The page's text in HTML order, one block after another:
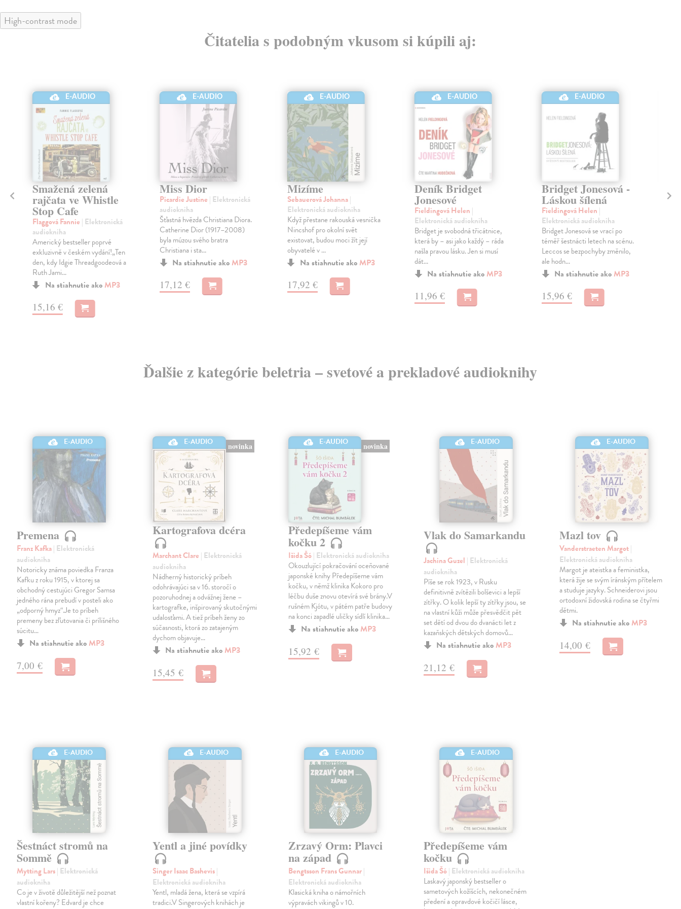
High-contrast mode
Čitatelia s podobným vkusom si kúpili aj:
E-AUDIO
Smažená zelená
rajčata ve Whistle
Stop Cafe
Flaggová Fannie | Elektronická
audiokniha
Americký bestseller poprvé
exkluzivně v českém vydání!„Ten
den, kdy Idgie Threadgoodeová a
Ruth Jami...
Na stiahnutie ako MP3
15,16 €
E-AUDIO
Miss Dior
Picardie Justine | Elektronická
audiokniha
Šťastná hvězda Christiana Diora.
Catherine Dior (1917–2008)
byla múzou svého bratra
Christiana i sta...
Na stiahnutie ako MP3
17,12 €
E-AUDIO
Mizíme
Sebauerová Johanna|
Elektronická audiokniha
Když přestane rakouská vesnička
Nincshof pro okolní svět
existovat, budou moci žít její
obyvatelé v ...
Na stiahnutie ako MP3
17,92 €
E-AUDIO
Deník Bridget
Jonesové
Fieldingová Helen |
Elektronická audiokniha
Bridget je svobodná třicátnice,
která by – asi jako každý – ráda
našla pravou lásku. Jen si musí
dát...
Na stiahnutie ako MP3
11,96 €
E-AUDIO
Bridget Jonesová -
Láskou šílená
Fieldingová Helen |
Elektronická audiokniha
Bridget Jonesová se vrací po
téměř šestnácti letech na scénu.
Leccos se bezpochyby změnilo,
ale hodn...
Na stiahnutie ako MP3
15,96 €
Ďalšie z kategórie beletria – svetové a prekladové audioknihy
E-AUDIO
Premena
Franz Kafka| Elektronická
audiokniha
Notoricky známa poviedka Franza
Kafku z roku 1915, v ktorej sa
obchodný cestujúci Gregor Samsa
jedného rána prebudí v posteli ako
„odporný hmyz“.Je to príbeh
premeny bez zľutovania či prílišného
súcitu…
Na stiahnutie ako MP3
7,00 €
E-AUDIO novinka
Kartografova dcéra
Marchant Clare | Elektronická
audiokniha
Nádherný historický príbeh
odohrávajúci sa v 16. storočí o
pozoruhodnej a odvážnej žene –
kartografke, inšpirovaný skutočnými
udalosťami. A tiež príbeh ženy zo
súčasnosti, ktorá zo zatajeným
dychom objavuje…
Na stiahnutie ako MP3
15,45 €
E-AUDIO novinka
Předepíšeme vám
kočku 2
Išida Šó| Elektronická audiokniha
Okouzlující pokračování oceňované
japonské knihy Předepíšeme vám
kočku, v němž klinika Kokoro pro
léčbu duše znovu otevírá své brány.V
rušném Kjótu, v pátém patře budovy
na konci zapadlé uličky sídlí klinika…
Na stiahnutie ako MP3
15,92 €
E-AUDIO
Vlak do Samarkandu
Jachina Guzel | Elektronická
audiokniha
Píše se rok 1923, v Rusku
definitivně zvítězili bolševici a lepší
zítřky. O kolik lepší ty zítřky jsou, se
na vlastní kůži může přesvědčit pět
set dětí od dvou do dvanácti let z
kazaňských dětských domovů…
Na stiahnutie ako MP3
21,12 €
E-AUDIO
Mazl tov
Vanderstraeten Margot|
Elektronická audiokniha
Margot je ateistka a feministka,
která žije se svým íránským přítelem
a studuje jazyky. Schneiderovi jsou
ortodoxní židovská rodina se čtyřmi
dětmi.
Na stiahnutie ako MP3
14,00 €
E-AUDIO
Šestnáct stromů na
Sommě
Mytting Lars| Elektronická
audiokniha
Co je v životě důležitější než poznat
vlastní kořeny? Edvard je chce
E-AUDIO
Yentl a jiné povídky
Singer Isaac Bashevis|
Elektronická audiokniha
Yentl, mladá žena, která se vzpírá
tradici.V Singerových knihách je
E-AUDIO
Zrzavý Orm: Plavci
na západ
Bengtsson Frans Gunnar|
Elektronická audiokniha
Klasická kniha o námořních
výpravách vikingů v 10.
E-AUDIO
Předepíšeme vám
kočku
Išida Šó| Elektronická audiokniha
Laskavý japonský bestseller o
sametových kožíšcích, nekonečném
předení a opravdové kočičí lásce,